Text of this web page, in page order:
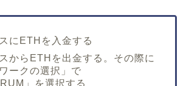
にETHを入金する
からETHを出金する。その際に
ークの選択」で
」を選択する